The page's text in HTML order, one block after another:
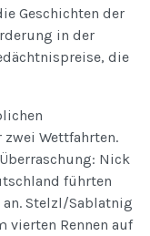
Geschichten der
in der
die
Wettfahrten.
Nick
führten
Stelzl/Sablatnig
vierten Rennen auf